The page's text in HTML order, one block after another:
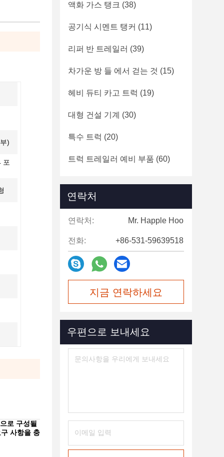
)
포
로 구성될
사항을 충
액화 가스 탱크 (38)
공기식 시멘트 탱커 (11)
리퍼 반 트레일러 (39)
차가운 방 들 에서 걷는 것 (15)
헤비 듀티 카고 트럭 (19)
대형 건설 기계 (30)
특수 트럭 (20)
트럭 트레일러 예비 부품 (60)
연락처
연락처: Mr. Happle Hoo
전화: +86-531-59639518
지금 연락하세요
우편으로 보내세요